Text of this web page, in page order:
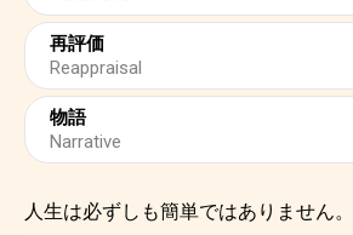
再評価
Reappraisal
物語
Narrative
人生は必ずしも簡単ではありません